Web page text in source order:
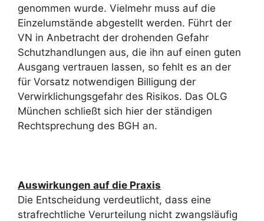
genommen wurde. Vielmehr muss auf die
Einzelumstände abgestellt werden. Führt der
VN in Anbetracht der drohenden Gefahr
Schutzhandlungen aus, die ihn auf einen guten
Ausgang vertrauen lassen, so fehlt es an der
für Vorsatz notwendigen Billigung der
Verwirklichungsgefahr des Risikos. Das OLG
München schließt sich hier der ständigen
Rechtsprechung des BGH an.
Auswirkungen auf die Praxis
Die Entscheidung verdeutlicht, dass eine
strafrechtliche Verurteilung nicht zwangsläufig